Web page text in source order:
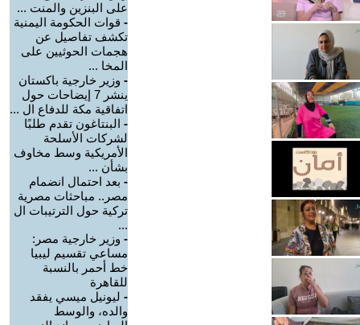
على البنزين والمنت ...
- قوات الحكومة اليمنية
تكشف تفاصيل عن
هجمات الحوثيين على
المخا ...
- وزير خارجية باكستان
ينشر 7 إيضاحات حول
اتفاقية مكة للدفاع ال ...
- البنتاغون تقدم طلبًا
لشركات الأسلحة
الأمريكية وسط مخاوف
بشأن ...
- بعد احتمال انضمام
مصر.. مباحثات مصرية
تركية حول الترتيبات ال
...
- وزير خارجية مصر:
مساعي تقسيم ليبيا
خط أحمر بالنسبة
للقاهرة
- ليونيل ميسي يفقد
والده، والوسط